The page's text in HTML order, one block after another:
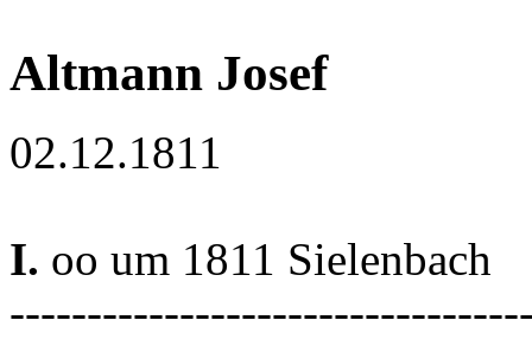
Altmann Josef
02.12.1811
I. oo um 1811 Sielenbach